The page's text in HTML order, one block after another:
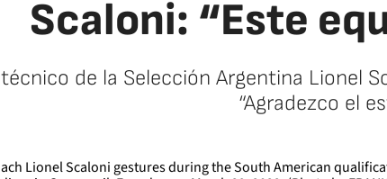
Scaloni: “Este
de la Selección Argentina Lionel
“Agradezco el